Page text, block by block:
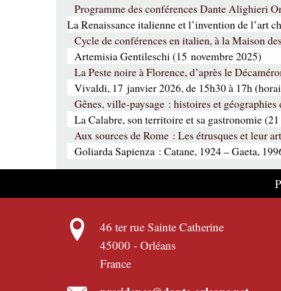
Programme des conférences Dante Alighieri
La Renaissance italienne et l’invention de l’art
Cycle de conférences en italien, à la Maison
Artemisia Gentileschi (15 novembre 2025)
La Peste noire à Florence, d’après le
Vivaldi, 17 janvier 2026, de 15h30 à 17h
Gênes, ville-paysage : histoires et
La Calabre, son territoire et sa gastronomie
Aux sources de Rome : Les étrusques et leur
Goliarda Sapienza : Catane, 1924 – Gaeta,
46 ter rue Sainte Catherine
45000-Orléans
France